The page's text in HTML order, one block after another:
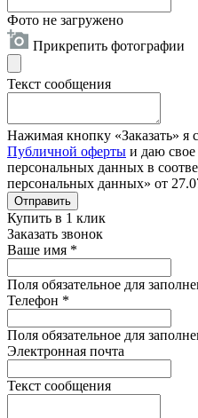
Фото не загружено
Прикрепить фотографии
Текст сообщения
Нажимая кнопку «Заказать» я
Публичной оферты и даю свое
персональных данных в
персональных данных» от
Отправить
Купить в 1 клик
Заказать звонок
Ваше имя *
Поля обязательное для
Телефон *
Поля обязательное для
Электронная почта
Текст сообщения